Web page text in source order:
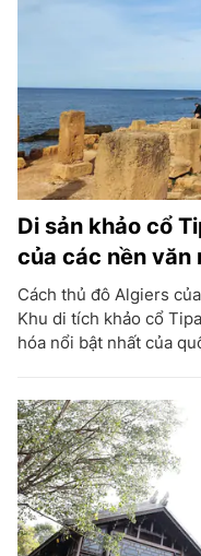
Di sản khảo cổ
của các nền văn
Cách thủ đô Algiers
Khu di tích khảo cổ
hóa nổi bật nhất của